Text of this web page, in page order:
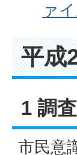
ァ
平成
1 調
市民意